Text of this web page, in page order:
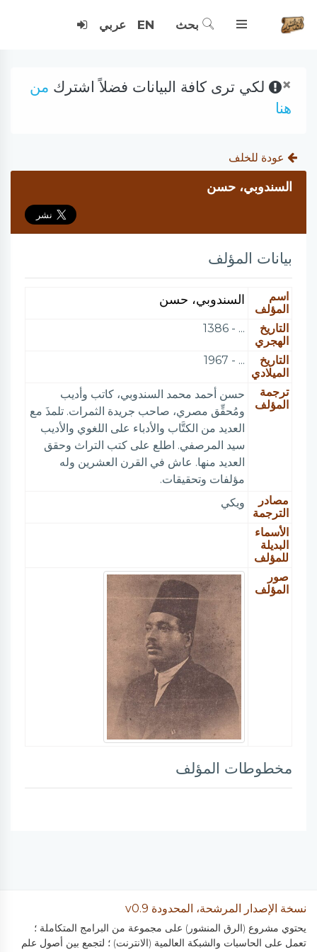
بحث EN عربي
× لكي ترى كافة البيانات فضلاً اشترك من
هنا
عودة للخلف
السندوبي، حسن
بيانات المؤلف
اسم
المؤلف
السندوبي، حسن
التاريخ
الهجري
... - 1386
التاريخ
الميلادي
... - 1967
ترجمة
المؤلف
حسن أحمد محمد السندوبي، كاتب وأديب
ومُحقِّق مصري، صاحب جريدة الثمرات. تلمذَ مع
العديد من الكتَّاب والأدباء على اللغوي والأديب
سيد المرصفي. اطلع على كتب التراث وحقق
العديد منها. عاش في القرن العشرين وله
مؤلفات وتحقيقات.
مصادر
الترجمة
ويكي
الأسماء
البديلة
للمؤلف
صور
المؤلف
مخطوطات المؤلف
نسخة الإصدار المرشحة، المحدودة v0.9
يحتوي مشروع (الرق المنشور) على مجموعة من البرامج المتكاملة ؛
تعمل على الحاسبات والشبكة العالمية (الانترنت) ؛ لتجمع بين أصول علم